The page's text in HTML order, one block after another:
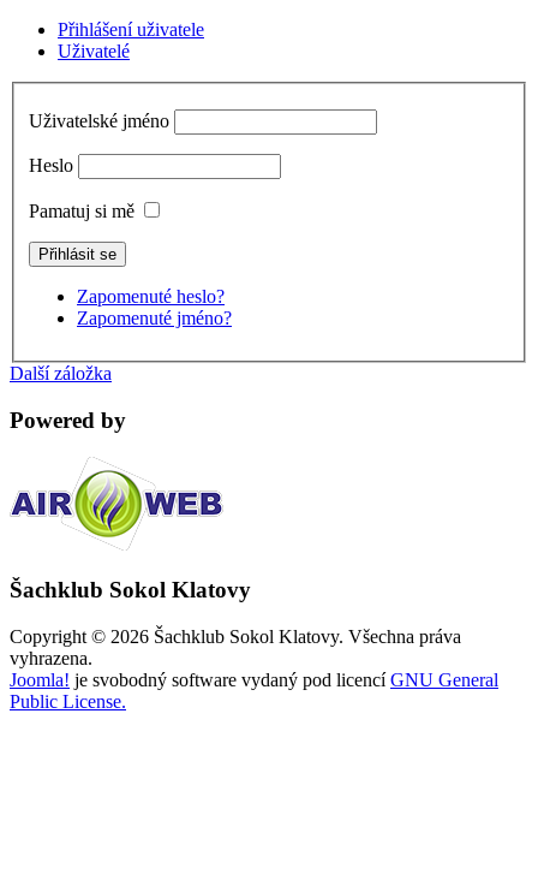
Přihlášení uživatele
Uživatelé
Uživatelské jméno
Heslo
Pamatuj si mě
Zapomenuté heslo?
Zapomenuté jméno?
Další záložka
Powered by
Šachklub Sokol Klatovy
Copyright © 2026 Šachklub Sokol Klatovy. Všechna práva
vyhrazena.
Joomla! je svobodný software vydaný pod licencíGNU General
Public License.